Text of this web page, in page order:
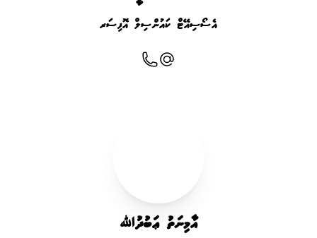
އެސޯސިއޭޓް ކައުންސިލް އޮފިސަރ
އާމިނަތު ޢަބުދުﷲ